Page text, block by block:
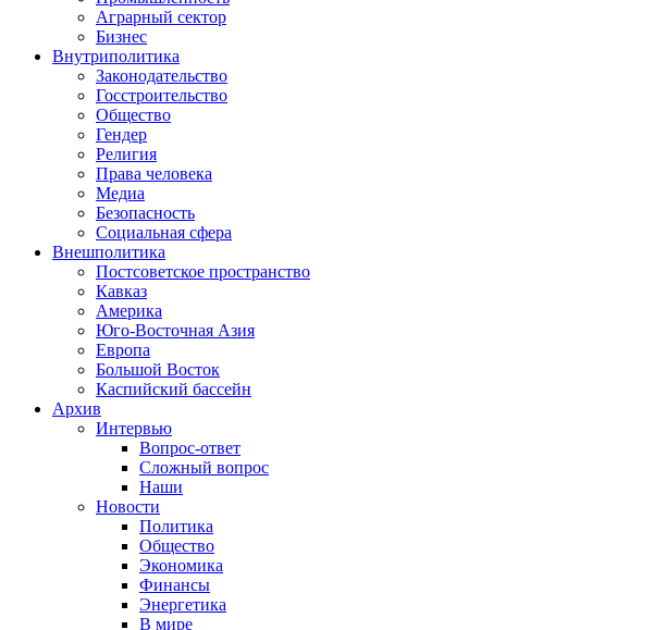
Аграрный сектор
Бизнес
Внутриполитика
Законодательство
Госстроительство
Общество
Гендер
Религия
Права человека
Медиа
Безопасность
Социальная сфера
Внешполитика
Постсоветское пространство
Кавказ
Америка
Юго-Восточная Азия
Европа
Большой Восток
Каспийский бассейн
Архив
Интервью
Вопрос-ответ
Сложный вопрос
Наши
Новости
Политика
Общество
Экономика
Финансы
Энергетика
В мире